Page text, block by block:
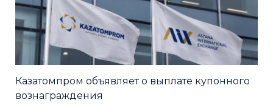
Казатомпром объявляет о выплате купонного
вознаграждения